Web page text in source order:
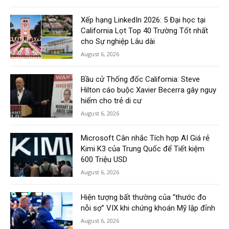
Xếp hạng LinkedIn 2026: 5 Đại học tại
California Lọt Top 40 Trường Tốt nhất
cho Sự nghiệp Lâu dài
August 6, 2026
Bầu cử Thống đốc California: Steve
Hilton cáo buộc Xavier Becerra gây nguy
hiểm cho trẻ di cư
August 6, 2026
Microsoft Cân nhắc Tích hợp AI Giá rẻ
Kimi K3 của Trung Quốc để Tiết kiệm
600 Triệu USD
August 6, 2026
Hiện tượng bất thường của “thước đo
nỗi sợ” VIX khi chứng khoán Mỹ lập đỉnh
August 6, 2026